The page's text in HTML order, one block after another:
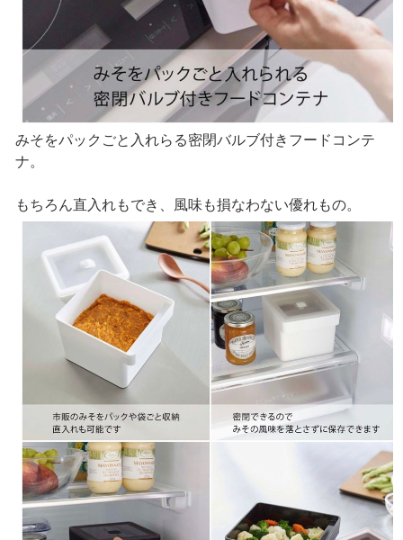
みそをパックごと入れらる密閉バルブ付きフードコンテ
ナ。
もちろん直入れもでき、風味も損なわない優れもの。